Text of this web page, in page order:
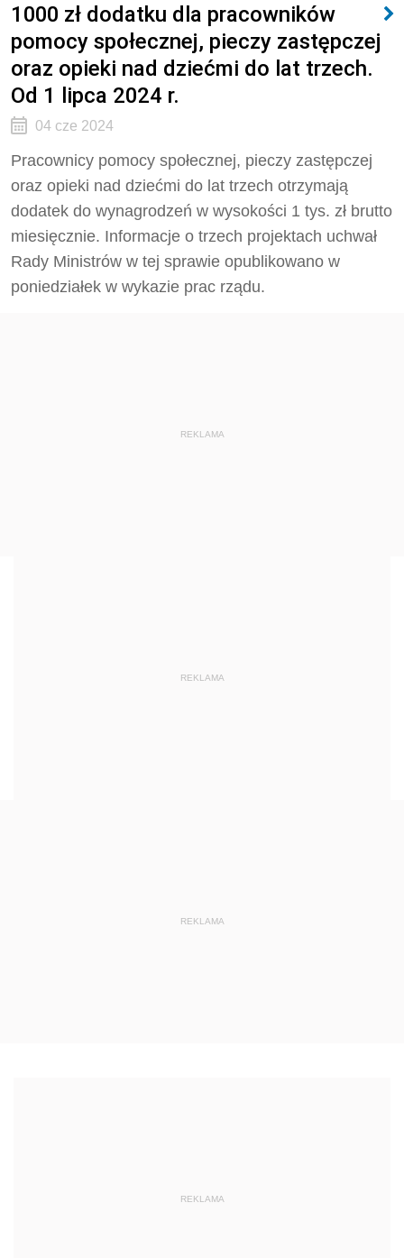
1000 zł dodatku dla pracowników
pomocy społecznej, pieczy zastępczej
oraz opieki nad dziećmi do lat trzech.
Od 1 lipca 2024 r.
04 cze 2024
Pracownicy pomocy społecznej, pieczy zastępczej
oraz opieki nad dziećmi do lat trzech otrzymają
dodatek do wynagrodzeń w wysokości 1 tys. zł brutto
miesięcznie. Informacje o trzech projektach uchwał
Rady Ministrów w tej sprawie opublikowano w
poniedziałek w wykazie prac rządu.
REKLAMA
REKLAMA
REKLAMA
REKLAMA